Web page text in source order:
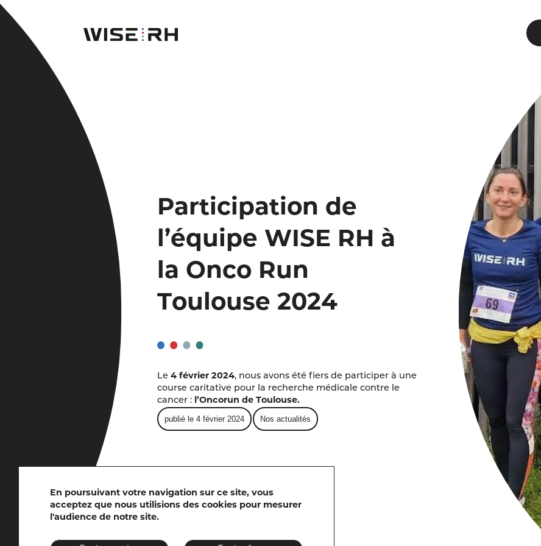
Participation de
l’équipe WISE RH à
la Onco Run
Toulouse 2024
Le4 février 2024, nous avons été fiers de participer à une
course caritative pour la recherche médicale contre le
cancer : l’Oncorun de Toulouse.
publié le 4 février 2024
Nos actualités
En poursuivant votre navigation sur ce site, vous
acceptez que nous utilisions des cookies pour mesurer
l'audience de notre site.